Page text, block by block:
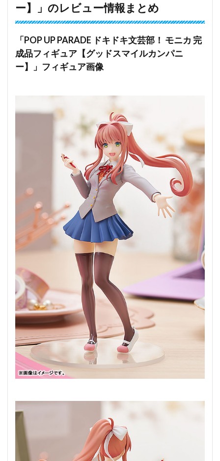
ー】」のレビュー情報まとめ
「POP UP PARADE ドキドキ文芸部！ モニカ 完
成品フィギュア【グッドスマイルカンパニ
ー】」フィギュア画像